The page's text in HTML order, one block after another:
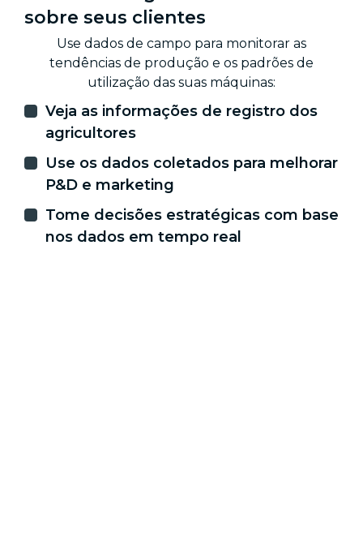
sobre seus clientes
Use dados de campo para monitorar as
tendências de produção e os padrões de
utilização das suas máquinas:
Veja as informações de registro dos
agricultores
Use os dados coletados para melhorar
P&D e marketing
Tome decisões estratégicas com base
nos dados em tempo real